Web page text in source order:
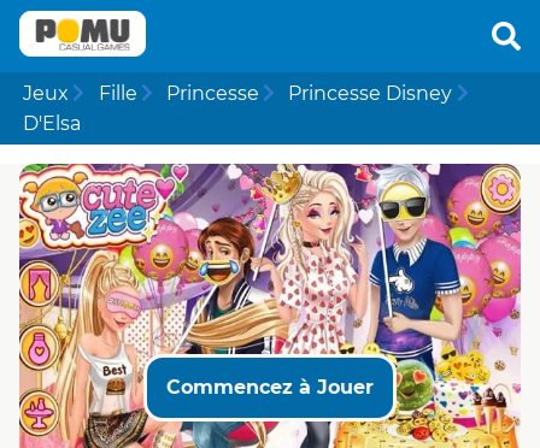
Jeux Fille Princesse
Princesse Disney
D'Elsa
Commencez à Jouer